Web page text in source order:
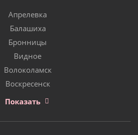
Апрелевка
Балашиха
Бронницы
Видное
Волоколамск
Воскресенск
Показать